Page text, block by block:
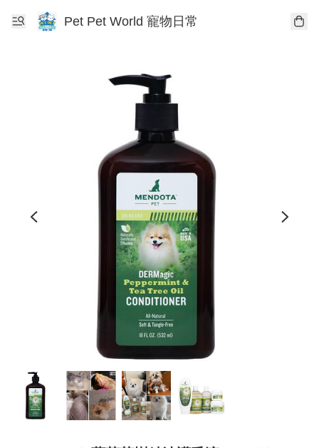
Pet Pet World 寵物日常